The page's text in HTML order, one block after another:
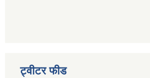
ट्वीटर फीड